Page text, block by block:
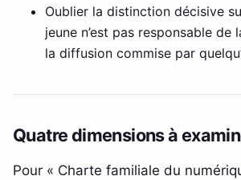
Oublier la distinction décisive
jeune n’est pas responsable de
la diffusion commise par
Quatre dimensions à
Pour « Charte familiale du